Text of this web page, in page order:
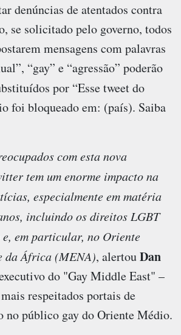
denúncias de atentados contra
se solicitado pelo governo, todos
mensagens com palavras
“gay” e “agressão” poderão
por “Esse tweet do
foi bloqueado em: (país). Saiba
com esta nova
tem um enorme impacto na
especialmente em matéria
incluindo os direitos LGBT
e, em particular, no Oriente
da África (MENA), alertouDan
do "Gay Middle East" –
respeitados portais de
no público gay do Oriente Médio.